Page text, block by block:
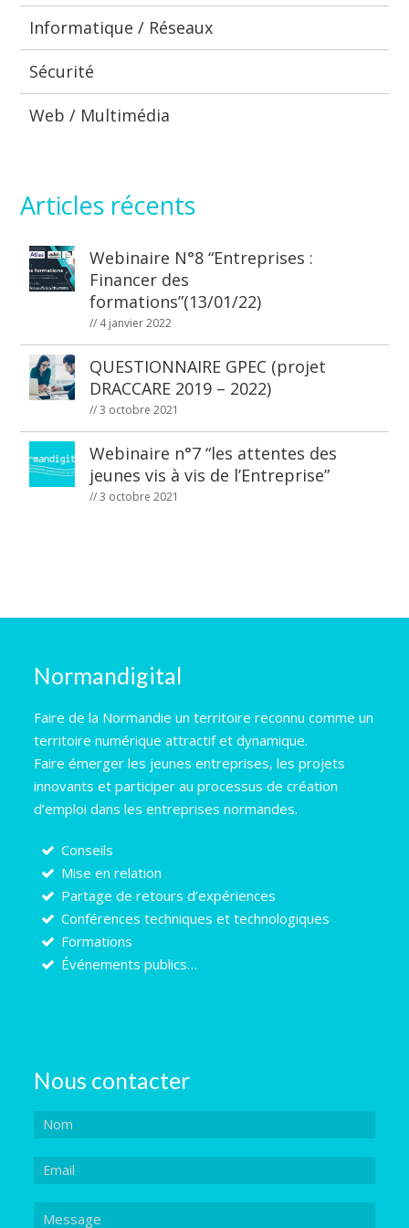
Informatique / Réseaux
Sécurité
Web / Multimédia
Articles récents
Webinaire N°8 “Entreprises :
Financer des
formations”(13/01/22)
// 4 janvier 2022
QUESTIONNAIRE GPEC (projet
DRACCARE 2019 – 2022)
// 3 octobre 2021
Webinaire n°7 “les attentes des
jeunes vis à vis de l’Entreprise”
// 3 octobre 2021
Normandigital
Faire de la Normandie un territoire reconnu comme un
territoire numérique attractif et dynamique.
Faire émerger les jeunes entreprises, les projets
innovants et participer au processus de création
d’emploi dans les entreprises normandes.
Conseils
Mise en relation
Partage de retours d’expériences
Conférences techniques et technologiques
Formations
Événements publics…
Nous contacter